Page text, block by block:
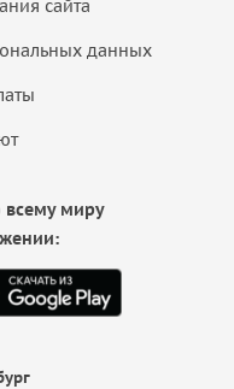
сайта
данных
всему миру